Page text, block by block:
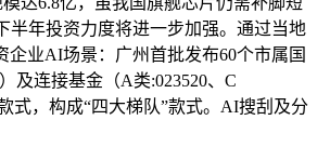
半年投资力度将进一步加强。通过当地
业AI场景：广州首批发布60个市属国
及连接基金（A类:023520、C
式，构成“四大梯队”款式。AI搜刮及分